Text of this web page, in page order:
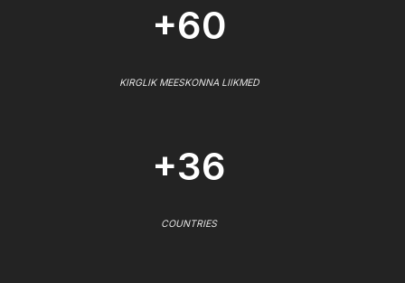
+60
KIRGLIK MEESKONNA LIIKMED
+36
COUNTRIES